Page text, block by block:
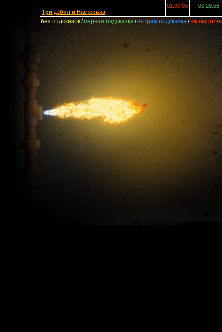
Три дэбил и Настенька
01:00:00 00:28:56
без подсказок/первая подсказка/вторая подсказка/не